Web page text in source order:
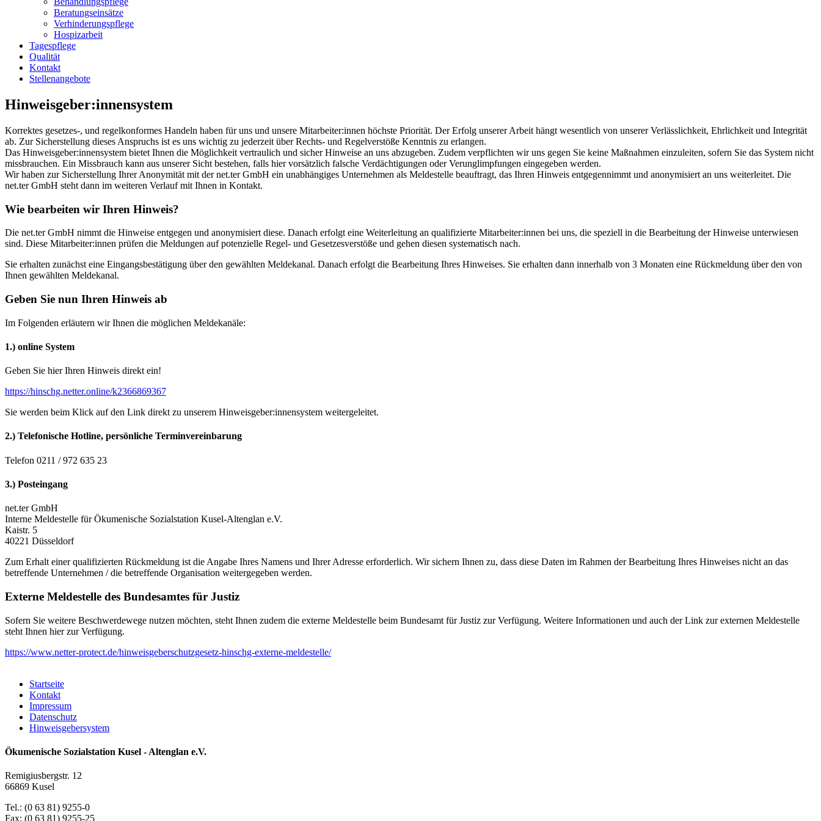
Beratungseinsätze
Verhinderungspflege
Hospizarbeit
Tagespflege
Qualität
Kontakt
Stellenangebote
Hinweisgeber:innensystem
Korrektes gesetzes-, und regelkonformes Handeln haben für uns und unsere Mitarbeiter:innen höchste Priorität. Der Erfolg unserer Arbeit hängt wesentlich von unserer Verlässlichkeit, Ehrlichkeit und Integrität
ab. Zur Sicherstellung dieses Anspruchs ist es uns wichtig zu jederzeit über Rechts- und Regelverstöße Kenntnis zu erlangen.
Das Hinweisgeber:innensystem bietet Ihnen die Möglichkeit vertraulich und sicher Hinweise an uns abzugeben. Zudem verpflichten wir uns gegen Sie keine Maßnahmen einzuleiten, sofern Sie das System nicht
missbrauchen. Ein Missbrauch kann aus unserer Sicht bestehen, falls hier vorsätzlich falsche Verdächtigungen oder Verunglimpfungen eingegeben werden.
Wir haben zur Sicherstellung Ihrer Anonymität mit der net.ter GmbH ein unabhängiges Unternehmen als Meldestelle beauftragt, das Ihren Hinweis entgegennimmt und anonymisiert an uns weiterleitet. Die
net.ter GmbH steht dann im weiteren Verlauf mit Ihnen in Kontakt.
Wie bearbeiten wir Ihren Hinweis?
Die net.ter GmbH nimmt die Hinweise entgegen und anonymisiert diese. Danach erfolgt eine Weiterleitung an qualifizierte Mitarbeiter:innen bei uns, die speziell in die Bearbeitung der Hinweise unterwiesen
sind. Diese Mitarbeiter:innen prüfen die Meldungen auf potenzielle Regel- und Gesetzesverstöße und gehen diesen systematisch nach.
Sie erhalten zunächst eine Eingangsbestätigung über den gewählten Meldekanal. Danach erfolgt die Bearbeitung Ihres Hinweises. Sie erhalten dann innerhalb von 3 Monaten eine Rückmeldung über den von
Ihnen gewählten Meldekanal.
Geben Sie nun Ihren Hinweis ab
Im Folgenden erläutern wir Ihnen die möglichen Meldekanäle:
1.) online System
Geben Sie hier Ihren Hinweis direkt ein!
https://hinschg.netter.online/k2366869367
Sie werden beim Klick auf den Link direkt zu unserem Hinweisgeber:innensystem weitergeleitet.
2.) Telefonische Hotline, persönliche Terminvereinbarung
Telefon 0211 / 972 635 23
3.) Posteingang
net.ter GmbH
Interne Meldestelle für Ökumenische Sozialstation Kusel-Altenglan e.V.
Kaistr. 5
40221 Düsseldorf
Zum Erhalt einer qualifizierten Rückmeldung ist die Angabe Ihres Namens und Ihrer Adresse erforderlich. Wir sichern Ihnen zu, dass diese Daten im Rahmen der Bearbeitung Ihres Hinweises nicht an das
betreffende Unternehmen / die betreffende Organisation weitergegeben werden.
Externe Meldestelle des Bundesamtes für Justiz
Sofern Sie weitere Beschwerdewege nutzen möchten, steht Ihnen zudem die externe Meldestelle beim Bundesamt für Justiz zur Verfügung. Weitere Informationen und auch der Link zur externen Meldestelle
steht Ihnen hier zur Verfügung.
https://www.netter-protect.de/hinweisgeberschutzgesetz-hinschg-externe-meldestelle/
Startseite
Kontakt
Impressum
Datenschutz
Hinweisgebersystem
Ökumenische Sozialstation Kusel - Altenglan e.V.
Remigiusbergstr. 12
66869 Kusel
Tel.: (0 63 81) 9255-0
Fax: (0 63 81) 9255-25